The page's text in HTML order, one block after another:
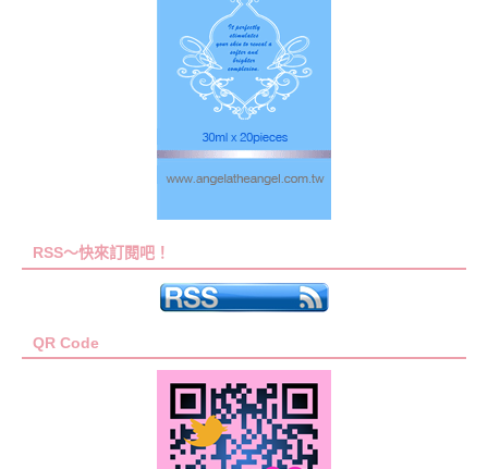
RSS～快來訂閱吧！
QR Code